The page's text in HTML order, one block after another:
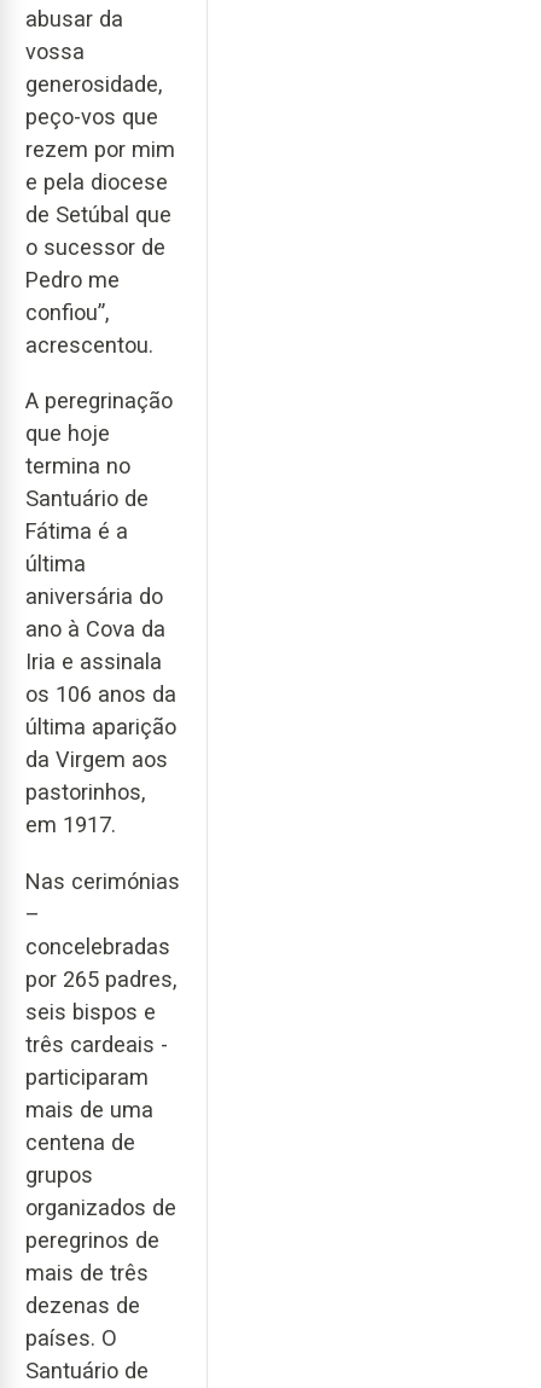
abusar da
vossa
generosidade,
peço-vos que
rezem por mim
e pela diocese
de Setúbal que
o sucessor de
Pedro me
confiou”,
acrescentou.
A peregrinação
que hoje
termina no
Santuário de
Fátima é a
última
aniversária do
ano à Cova da
Iria e assinala
os 106 anos da
última aparição
da Virgem aos
pastorinhos,
em 1917.
Nas cerimónias
–
concelebradas
por 265 padres,
seis bispos e
três cardeais -
participaram
mais de uma
centena de
grupos
organizados de
peregrinos de
mais de três
dezenas de
países. O
Santuário de